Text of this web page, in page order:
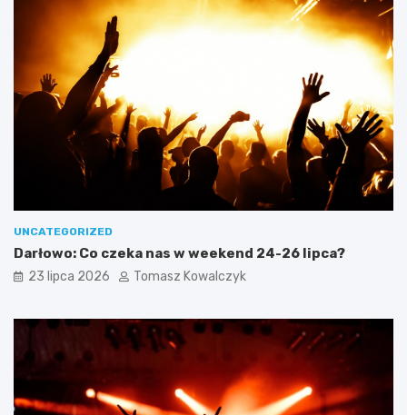
UNCATEGORIZED
Darłowo: Co czeka nas w weekend 24-26 lipca?
23 lipca 2026 Tomasz Kowalczyk